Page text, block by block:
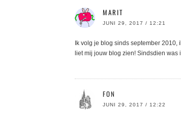
MARIT
JUNI 29, 2017 / 12:21
Ik volg je blog sinds september
liet mij jouw blog zien! Sindsdien
FON
JUNI 29, 2017 / 12:22